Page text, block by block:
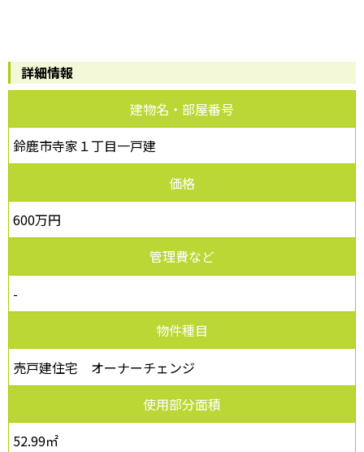
詳細情報
建物名・部屋番号
鈴鹿市寺家１丁目一戸建
価格
600万円
管理費など
-
物件種目
売戸建住宅 オーナーチェンジ
使用部分面積
52.99㎡